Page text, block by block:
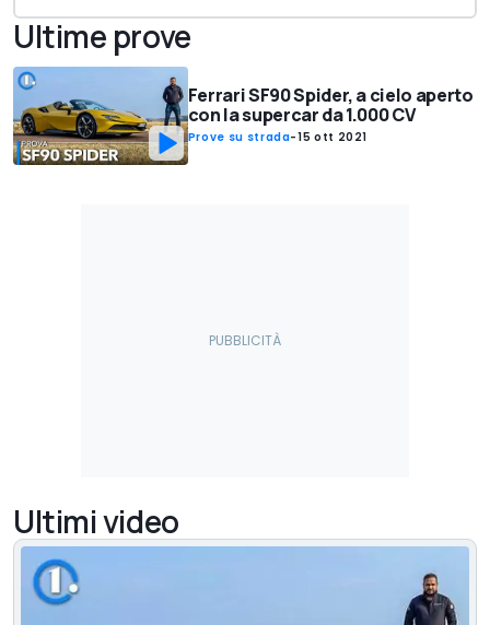
Ultime prove
Ferrari SF90 Spider, a cielo aperto
con la supercar da 1.000 CV
Prove su strada-15 ott 2021
Ultimi video